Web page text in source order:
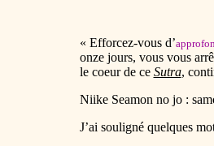
« Efforcez-vous d’
onze jours, vous vous
le coeur de ce Sutra,
Niike Seamon no jo :
J’ai souligné quelques